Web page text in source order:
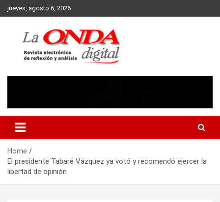
Skip
to
jueves, agosto 6, 2026
Home
El presidente Tabaré Vázquez ya votó y recomendó ejercer la
libertad de opinión